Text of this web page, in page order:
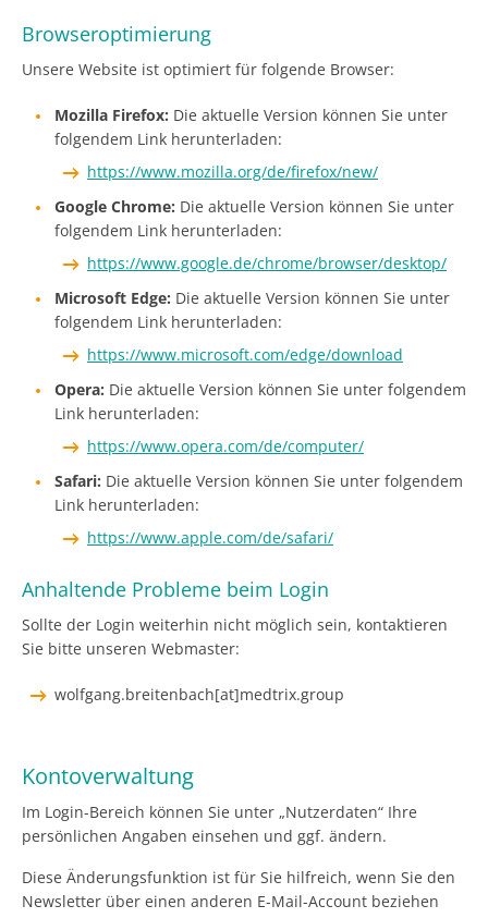
Browseroptimierung
Unsere Website ist optimiert für folgende Browser:
Mozilla Firefox: Die aktuelle Version können Sie unter
folgendem Link herunterladen:
https://www.mozilla.org/de/firefox/new/
Google Chrome: Die aktuelle Version können Sie unter
folgendem Link herunterladen:
https://www.google.de/chrome/browser/desktop/
Microsoft Edge: Die aktuelle Version können Sie unter
folgendem Link herunterladen:
https://www.microsoft.com/edge/download
Opera: Die aktuelle Version können Sie unter folgendem
Link herunterladen:
https://www.opera.com/de/computer/
Safari: Die aktuelle Version können Sie unter folgendem
Link herunterladen:
https://www.apple.com/de/safari/
Anhaltende Probleme beim Login
Sollte der Login weiterhin nicht möglich sein, kontaktieren
Sie bitte unseren Webmaster:
wolfgang.breitenbach[at]medtrix.group
Kontoverwaltung
Im Login-Bereich können Sie unter „Nutzerdaten“ Ihre
persönlichen Angaben einsehen und ggf. ändern.
Diese Änderungsfunktion ist für Sie hilfreich, wenn Sie den
Newsletter über einen anderen E-Mail-Account beziehen